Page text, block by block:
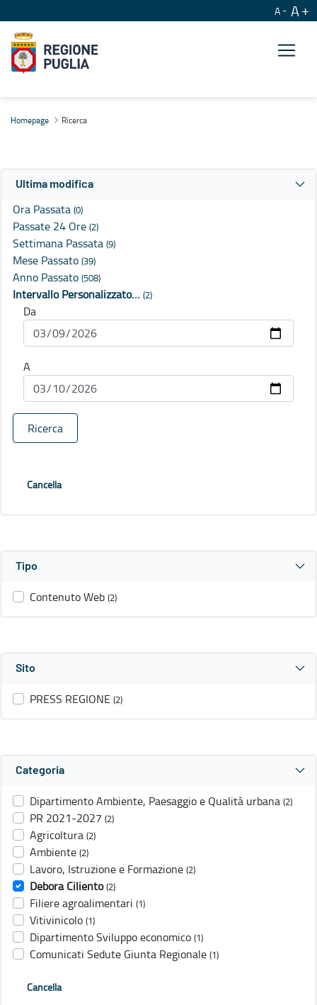
A A
Homepage Ricerca
Ultima modifica
Ora Passata (0)
Passate 24 Ore (2)
Settimana Passata (9)
Mese Passato (39)
Anno Passato (508)
Intervallo Personalizzato… (2)
Da
A
Ricerca
Cancella
Tipo
Contenuto Web (2)
Sito
PRESS REGIONE (2)
Categoria
Dipartimento Ambiente, Paesaggio e Qualità urbana (2)
PR 2021-2027 (2)
Agricoltura (2)
Ambiente (2)
Lavoro, Istruzione e Formazione (2)
Debora Ciliento (2)
Filiere agroalimentari (1)
Vitivinicolo (1)
Dipartimento Sviluppo economico (1)
Comunicati Sedute Giunta Regionale (1)
Cancella